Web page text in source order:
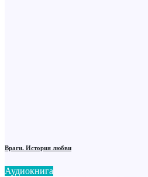
Враги. История любви
Аудиокнига